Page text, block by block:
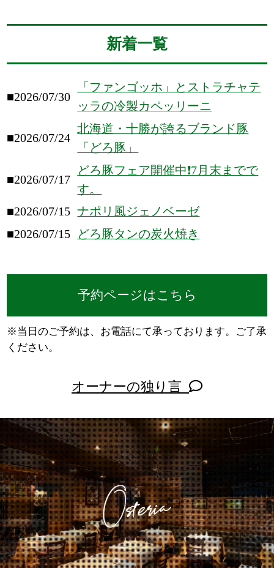
新着一覧
■2026/07/30
「ファンゴッホ」とストラチャテ
ッラの冷製カペッリーニ
■2026/07/24
北海道・十勝が誇るブランド豚
「どろ豚」
■2026/07/17
どろ豚フェア開催中❗️7月末までで
す。
■2026/07/15 ナポリ風ジェノベーゼ
■2026/07/15
どろ豚タンの炭火焼き
予約ページはこちら
※当日のご予約は、お電話にて承っております。ご了承
ください。
オーナーの独り言